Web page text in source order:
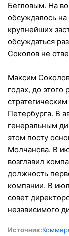
Бегловым. На
обсуждалось
крупнейших
обсуждаться
Соколов не
Максим
годах, до этого
Петербурга. В
генеральным
этом посту
Молчанова. В
возглавил
должность
компании. В
совет
независимого
Источник: